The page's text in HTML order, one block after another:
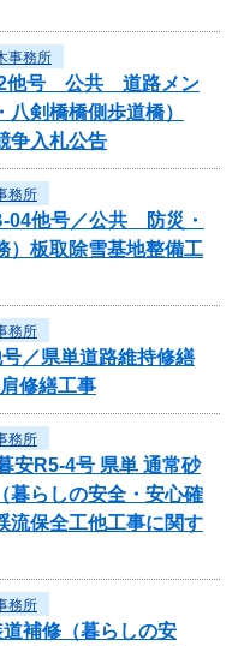
事務所
他号 公共 道路メン
剣橋橋側歩道橋）
争入札公告
務所
04他号／公共 防災・
）板取除雪基地整備工
務所
／県単道路維持修繕
修繕工事
務所
安R5-4号 県単 通常砂
暮らしの安全・安心確
保全工他工事に関す
務所
補修（暮らしの安